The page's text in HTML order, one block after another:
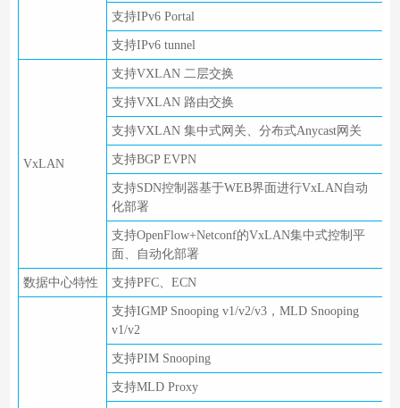
支持IPv6 Portal
支持IPv6 tunnel
VxLAN
支持VXLAN 二层交换
支持VXLAN 路由交换
支持VXLAN 集中式网关、分布式Anycast网关
支持BGP EVPN
支持SDN控制器基于WEB界面进行VxLAN自动
化部署
支持OpenFlow+Netconf的VxLAN集中式控制平
面、自动化部署
数据中心特性 支持PFC、ECN
支持IGMP Snooping v1/v2/v3，MLD Snooping
v1/v2
支持PIM Snooping
支持MLD Proxy